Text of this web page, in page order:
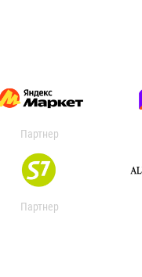
Партнер
Партнер